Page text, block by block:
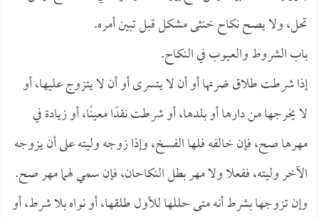
تحل، ولا يصح نكاح خنثى مشكل قبل تبين أمره.
باب الشروط والعيوب في النكاح.
إذا شرطت طلاق ضرتها أو أن لا يتسرى أو أن لا يتزوج عليها، أو
لا يخرجها من دارها أو بلدها، أو شرطت نقدًا معينًا، أو زيادة في
مهرها صح، فإن خالفه فلها الفسخ، وإذا زوجه وليته على أن يزوجه
الآخر وليته، ففعلا ولا مهر بطل النكاحان، فإن سمي لهما مهر صح.
وإن تزوجها بشرط أنه متى حللها للأول طلقها، أو نواه بلا شرط، أو